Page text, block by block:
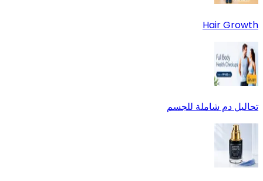
Hair Growth
تحاليل دم شاملة للجسم